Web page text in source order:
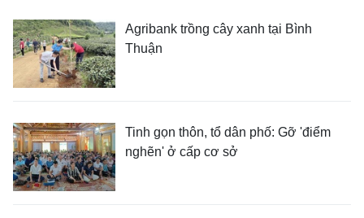
Agribank trồng cây xanh tại Bình
Thuận
Tinh gọn thôn, tổ dân phố: Gỡ 'điểm
nghẽn' ở cấp cơ sở